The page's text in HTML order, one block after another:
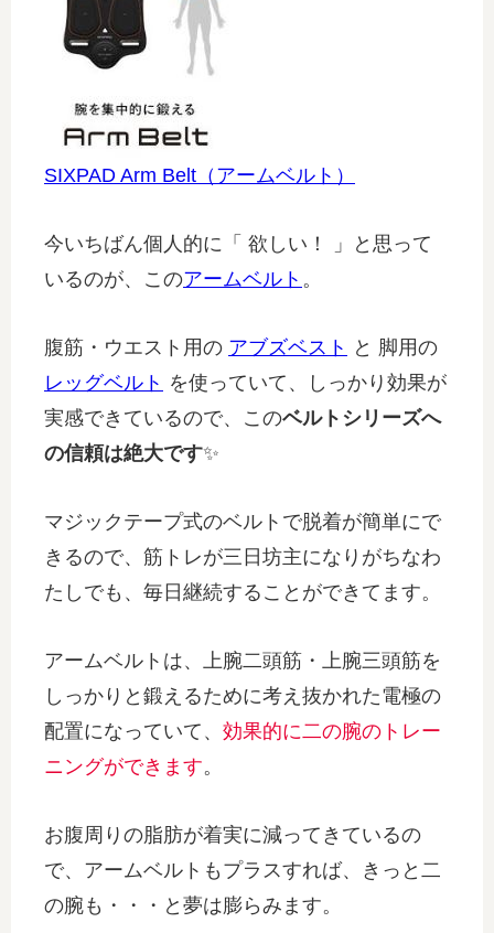
SIXPAD Arm Belt（アームベルト）
今いちばん個人的に「 欲しい！ 」と思って
いるのが、このアームベルト 。
腹筋・ウエスト用の アブズベスト と 脚用の
レッグベルト を使っていて、しっかり効果が
実感できているので、このベルトシリーズへ
の信頼は絶大です✨
マジックテープ式のベルトで脱着が簡単にで
きるので、筋トレが三日坊主になりがちなわ
たしでも、毎日継続することができてます。
アームベルトは、上腕二頭筋・上腕三頭筋を
しっかりと鍛えるために考え抜かれた電極の
配置になっていて、 効果的に二の腕のトレー
ニングができます。
お腹周りの脂肪が着実に減ってきているの
で、アームベルトもプラスすれば、きっと二
の腕も・・・と夢は膨らみます。